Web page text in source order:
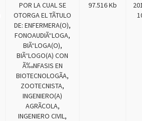
POR LA CUAL SE
OTORGA EL TÃTULO
DE: ENFERMERA(O),
FONOAUDIÃ“LOGA,
BIÃ“LOGA(O),
BIÃ“LOGO(A) CON
Ã‰NFASIS EN
BIOTECNOLOGÃA,
ZOOTECNISTA,
INGENIERO(A)
AGRÃCOLA,
INGENIERO CIVIL,
97.516 Kb